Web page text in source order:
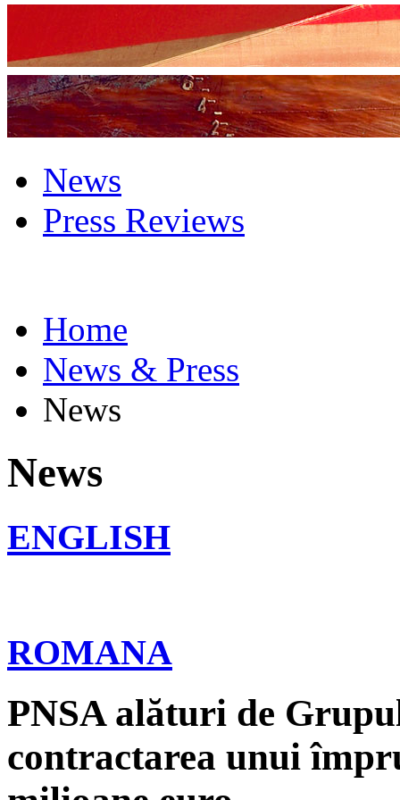
News
Press Reviews
Home
News & Press
News
News
ENGLISH
ROMANA
PNSA alături de
contractarea unui